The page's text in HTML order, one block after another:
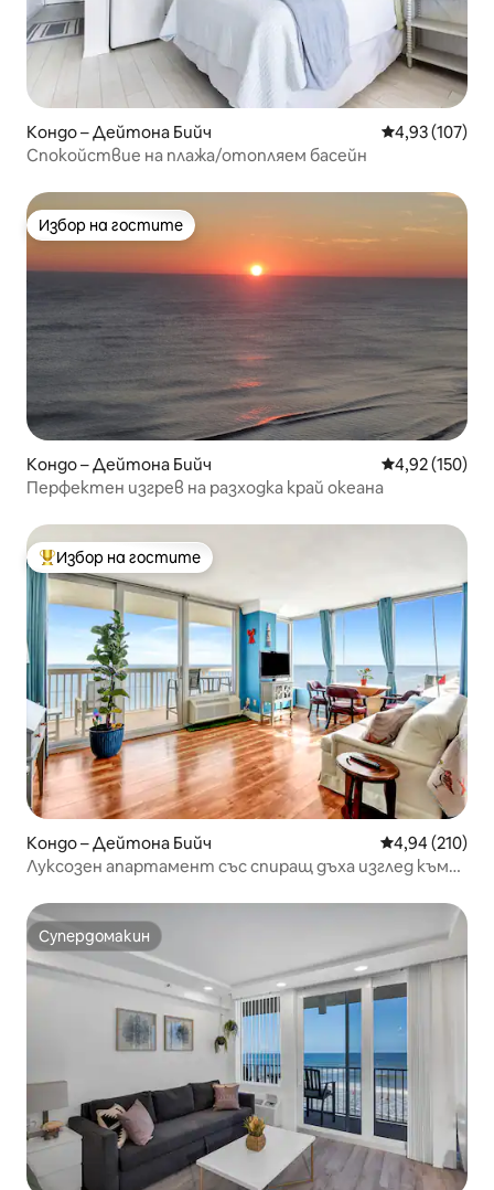
Кондо – Дейтона Бийч Средна
4,93 (107)
Спокойствие на плажа/отопляем басейн
Избор на гостите
Избор на гостите
Кондо – Дейтона Бийч Средна
4,92 (150)
Перфектен изгрев на разходка край океана
Най-популярен избор на гостите
Избор на гостите
Кондо – Дейтона Бийч Средна
4,94 (210)
Луксозен апартамент със спиращ дъха изглед към
Супердомакин
Супердомакин